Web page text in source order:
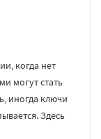
когда нет
могут стать
иногда ключи
Здесь